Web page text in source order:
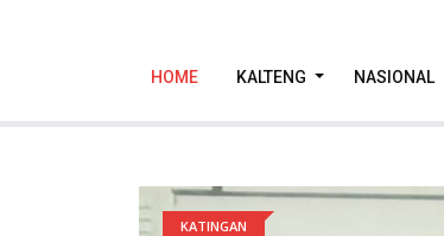
HOME KALTENG NASIONAL
KATINGAN